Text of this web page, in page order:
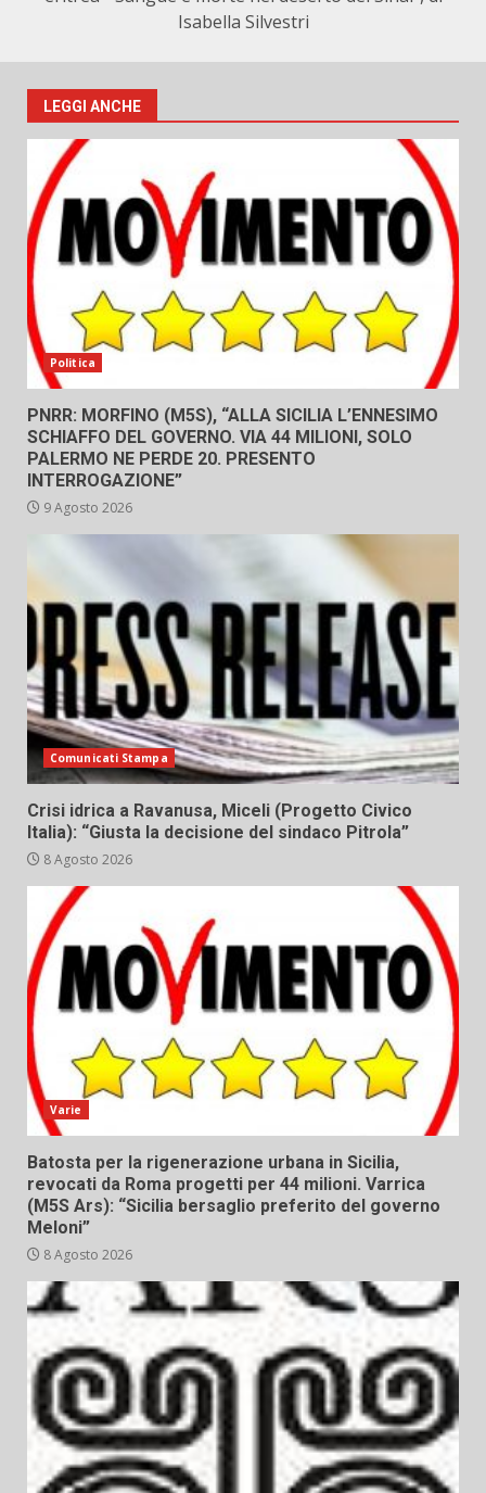
Isabella Silvestri
LEGGI ANCHE
Politica
PNRR: MORFINO (M5S), “ALLA SICILIA L’ENNESIMO
SCHIAFFO DEL GOVERNO. VIA 44 MILIONI, SOLO
PALERMO NE PERDE 20. PRESENTO
INTERROGAZIONE”
9 Agosto 2026
Comunicati Stampa
Crisi idrica a Ravanusa, Miceli (Progetto Civico
Italia): “Giusta la decisione del sindaco Pitrola”
8 Agosto 2026
Varie
Batosta per la rigenerazione urbana in Sicilia,
revocati da Roma progetti per 44 milioni. Varrica
(M5S Ars): “Sicilia bersaglio preferito del governo
Meloni”
8 Agosto 2026